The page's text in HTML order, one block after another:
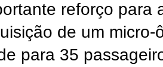
reforço para
de um micro-
para 35